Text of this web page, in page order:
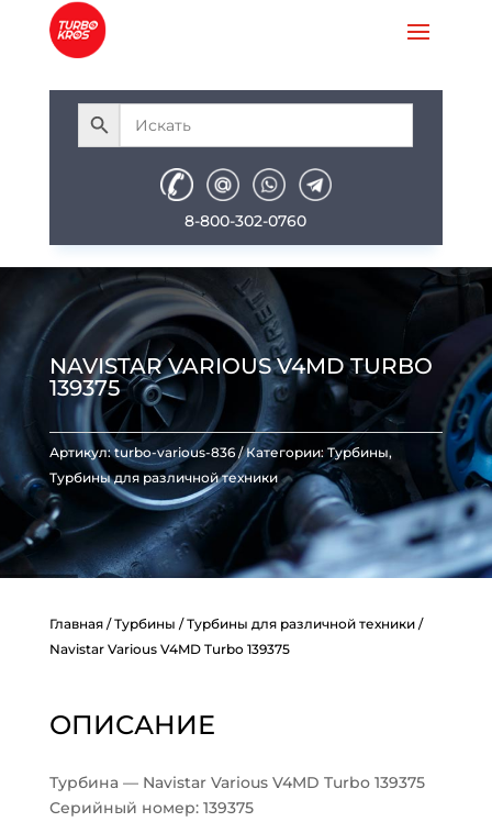
8-800-302-0760
NAVISTAR VARIOUS V4MD TURBO
139375
Артикул:turbo-various-836 Категории: Турбины,
Турбины для различной техники
Главная/Турбины /Турбины для различной техники/
Navistar Various V4MD Turbo 139375
ОПИСАНИЕ
Турбина — Navistar Various V4MD Turbo 139375
Серийный номер: 139375